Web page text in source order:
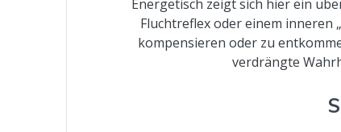
Energetisch zeigt sich hier ein
Fluchtreflex oder einem inneren
kompensieren oder zu
verdrängte